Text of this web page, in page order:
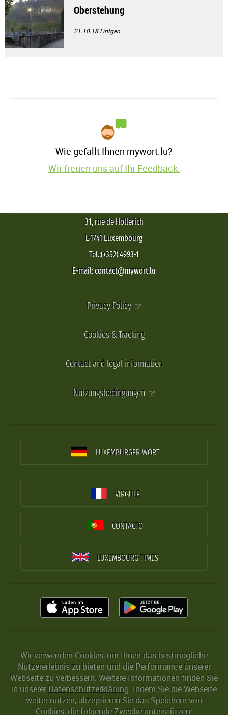
Oberstehung
21.10.18Lintgen
Wie gefällt Ihnen mywort.lu?
Wir freuen uns auf Ihr Feedback.
31, rue de Hollerich
L-1741 Luxembourg
Tel.:(+352) 4993-1
E-mail: contact@mywort.lu
Privacy Policy
Cookies & Tracking
Contact and legal information
Nutzungsbedingungen
LUXEMBURGER WORT
VIRGULE
CONTACTO
LUXEMBOURG TIMES
Wir verwenden Cookies, um Ihnen das bestmögliche
Nutzererlebnis zu bieten und die Performance unserer
Webseite zu verbessern. Weitere Informationen finden Sie
in unserer Datenschutzerklärung. Indem Sie die Webseite
weiter nutzen, akzeptieren Sie das Speichern von
Cookies, die folgende Zwecke unterstützen: